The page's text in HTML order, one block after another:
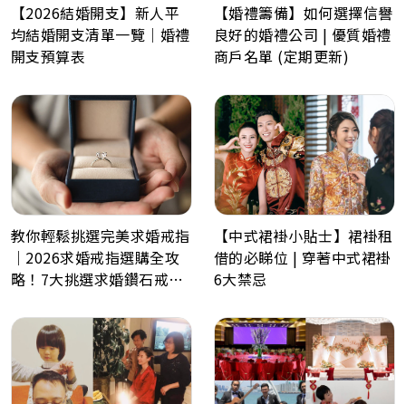
【2026結婚開支】新人平
均結婚開支清單一覽｜婚禮
開支預算表
【婚禮籌備】如何選擇信譽
良好的婚禮公司 | 優質婚禮
商戶名單 (定期更新)
教你輕鬆挑選完美求婚戒指
｜2026求婚戒指選購全攻
略！7大挑選求婚鑽石戒指
【中式裙褂小貼士】裙褂租
借的必睇位 | 穿著中式裙褂
6大禁忌